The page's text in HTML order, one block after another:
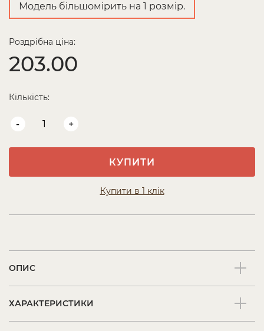
Модель більшомірить на 1 розмір.
Роздрібна ціна:
203.00
Кількість:
- +
КУПИТИ
Купити в 1 клік
ОПИС
ХАРАКТЕРИСТИКИ